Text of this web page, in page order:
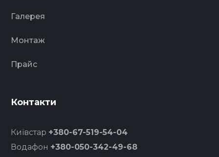
Галерея
Монтаж
Прайс
Контакти
Київстар +380-67-519-54-04
Водафон +380-050-342-49-68